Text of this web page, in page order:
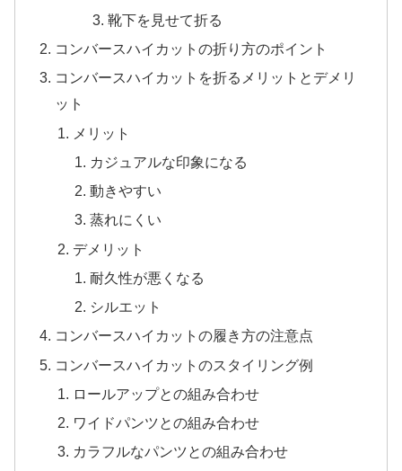
靴下を見せて折る
コンバースハイカットの折り方のポイント
コンバースハイカットを折るメリットとデメリ
ット
メリット
カジュアルな印象になる
動きやすい
蒸れにくい
デメリット
耐久性が悪くなる
シルエット
コンバースハイカットの履き方の注意点
コンバースハイカットのスタイリング例
ロールアップとの組み合わせ
ワイドパンツとの組み合わせ
カラフルなパンツとの組み合わせ